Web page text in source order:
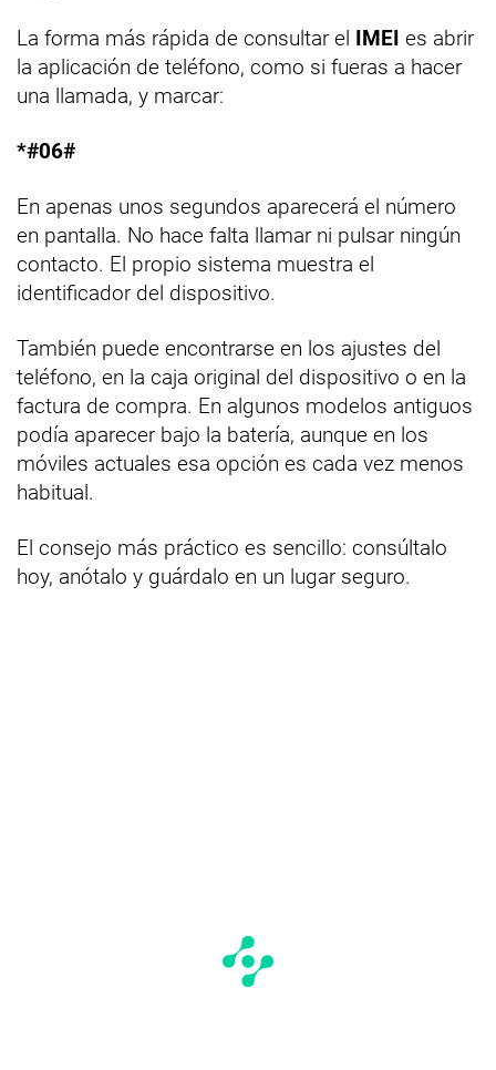
La forma más rápida de consultar el IMEI es abrir
la aplicación de teléfono, como si fueras a hacer
una llamada, y marcar:
*#06#
En apenas unos segundos aparecerá el número
en pantalla. No hace falta llamar ni pulsar ningún
contacto. El propio sistema muestra el
identificador del dispositivo.
También puede encontrarse en los ajustes del
teléfono, en la caja original del dispositivo o en la
factura de compra. En algunos modelos antiguos
podía aparecer bajo la batería, aunque en los
móviles actuales esa opción es cada vez menos
habitual.
El consejo más práctico es sencillo: consúltalo
hoy, anótalo y guárdalo en un lugar seguro.